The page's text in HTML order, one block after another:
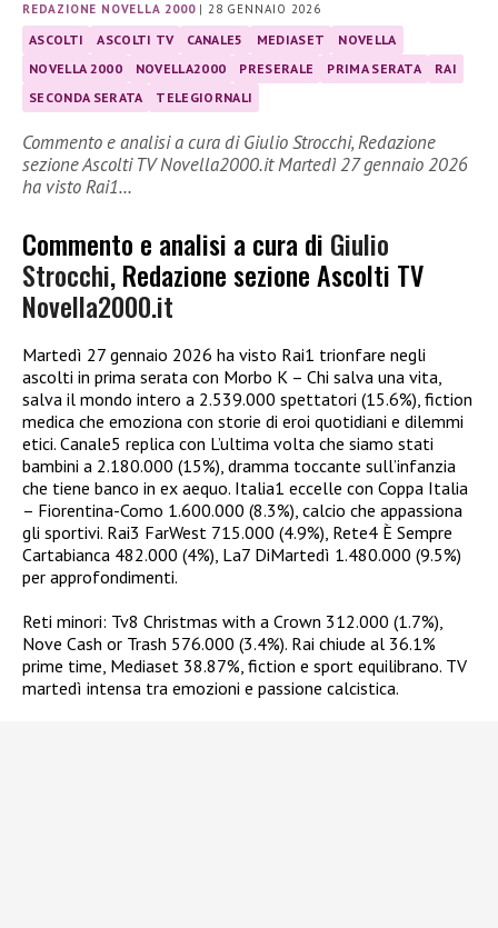
REDAZIONE NOVELLA 2000|28 GENNAIO 2026
ASCOLTI ASCOLTI TV CANALE5 MEDIASET
NOVELLA
NOVELLA 2000
NOVELLA2000 PRESERALE PRIMA SERATA
RAI
SECONDA SERATA
TELEGIORNALI
Commento e analisi a cura di Giulio Strocchi, Redazione
sezione Ascolti TV Novella2000.it Martedì 27 gennaio 2026
ha visto Rai1…
Commento e analisi a cura di Giulio
Strocchi, Redazione sezione Ascolti TV
Novella2000.it
Martedì 27 gennaio 2026 ha visto Rai1 trionfare negli
ascolti in prima serata con Morbo K – Chi salva una vita,
salva il mondo intero a 2.539.000 spettatori (15.6%), fiction
medica che emoziona con storie di eroi quotidiani e dilemmi
etici. Canale5 replica con L’ultima volta che siamo stati
bambini a 2.180.000 (15%), dramma toccante sull’infanzia
che tiene banco in ex aequo. Italia1 eccelle con Coppa Italia
– Fiorentina-Como 1.600.000 (8.3%), calcio che appassiona
gli sportivi. Rai3 FarWest 715.000 (4.9%), Rete4 È Sempre
Cartabianca 482.000 (4%), La7 DiMartedì 1.480.000 (9.5%)
per approfondimenti.
Reti minori: Tv8 Christmas with a Crown 312.000 (1.7%),
Nove Cash or Trash 576.000 (3.4%). Rai chiude al 36.1%
prime time, Mediaset 38.87%, fiction e sport equilibrano. TV
martedì intensa tra emozioni e passione calcistica.